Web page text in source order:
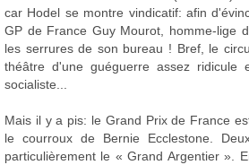
car Hodel se montre vindicatif: afin
GP de France Guy Mourot, homme-lige
les serrures de son bureau ! Bref, le
théâtre d'une guéguerre assez ridicule
socialiste...
Mais il y a pis: le Grand Prix de France
le courroux de Bernie Ecclestone.
particulièrement le « Grand Argentier ».